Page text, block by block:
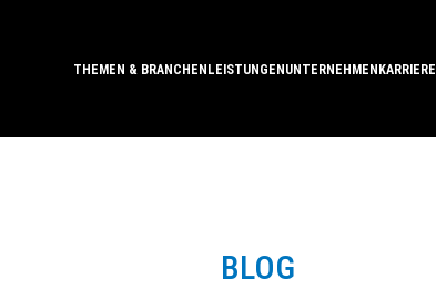
THEMEN & BRANCHENLEISTUNGENUNTERNEHMENKARRIERE
BLOG